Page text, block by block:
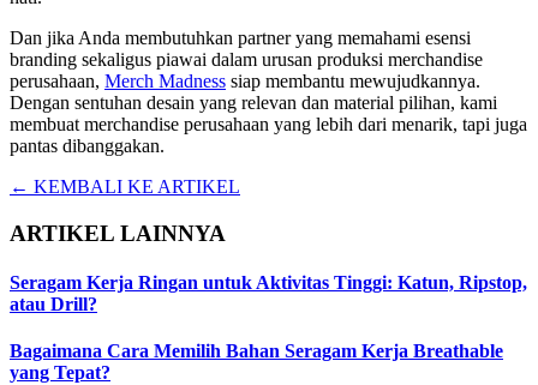
Dan jika Anda membutuhkan partner yang memahami esensi
branding sekaligus piawai dalam urusan produksi merchandise
perusahaan, Merch Madness siap membantu mewujudkannya.
Dengan sentuhan desain yang relevan dan material pilihan, kami
membuat merchandise perusahaan yang lebih dari menarik, tapi juga
pantas dibanggakan.
← KEMBALI KE ARTIKEL
ARTIKEL LAINNYA
Seragam Kerja Ringan untuk Aktivitas Tinggi: Katun, Ripstop,
atau Drill?
Bagaimana Cara Memilih Bahan Seragam Kerja Breathable
yang Tepat?